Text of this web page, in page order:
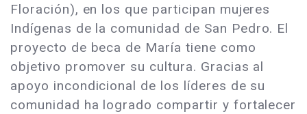
Floración), en los que participan mujeres
Indígenas de la comunidad de San Pedro. El
proyecto de beca de María tiene como
objetivo promover su cultura. Gracias al
apoyo incondicional de los líderes de su
comunidad ha logrado compartir y fortalecer